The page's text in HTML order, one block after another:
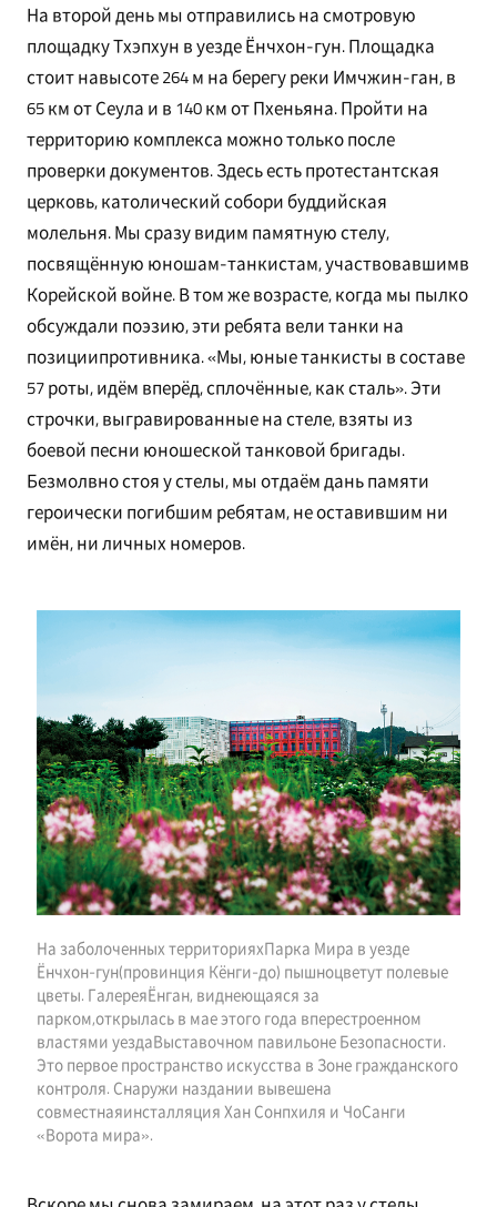
На второй день мы отправились на смотровую
площадку Тхэпхун в уезде Ёнчхон-гун. Площадка
стоит навысоте 264 м на берегу реки Имчжин-ган, в
65 км от Сеула и в 140 км от Пхеньяна. Пройти на
территорию комплекса можно только после
проверки документов. Здесь есть протестантская
церковь, католический собори буддийская
молельня. Мы сразу видим памятную стелу,
посвящённую юношам-танкистам, участвовавшимв
Корейской войне. В том же возрасте, когда мы пылко
обсуждали поэзию, эти ребята вели танки на
позициипротивника. «Мы, юные танкисты в составе
57 роты, идём вперёд, сплочённые, как сталь». Эти
строчки, выгравированные на стеле, взяты из
боевой песни юношеской танковой бригады.
Безмолвно стоя у стелы, мы отдаём дань памяти
героически погибшим ребятам, не оставившим ни
имён, ни личных номеров.
На заболоченных территорияхПарка Мира в уезде
Ёнчхон-гун(провинция Кёнги-до) пышноцветут полевые
цветы. ГалереяЁнган, виднеющаяся за
парком,открылась в мае этого года вперестроенном
властями уездаВыставочном павильоне Безопасности.
Это первое пространство искусства в Зоне гражданского
контроля. Снаружи наздании вывешена
совместнаяинсталляция Хан Сонпхиля и ЧоСанги
«Ворота мира».